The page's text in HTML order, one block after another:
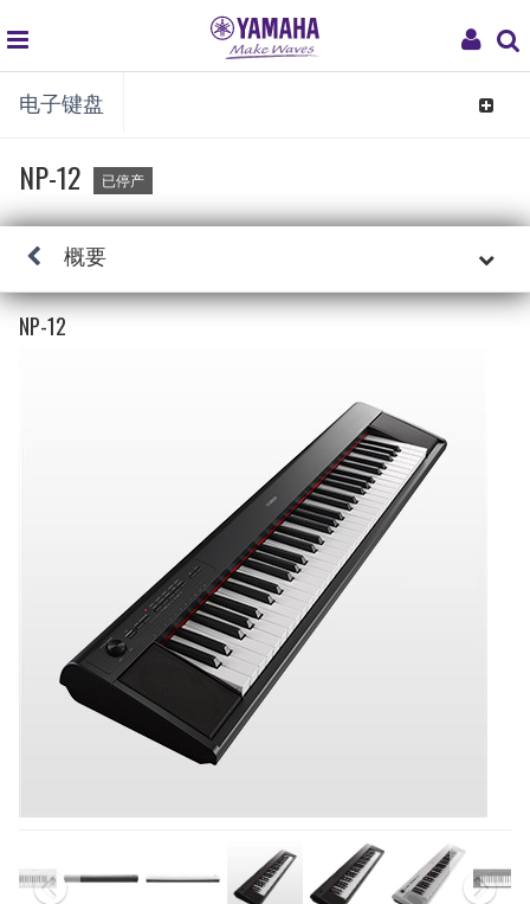
My
global
navigation
电子键盘
Toggle
NP-12 已停产
概要
NP-12